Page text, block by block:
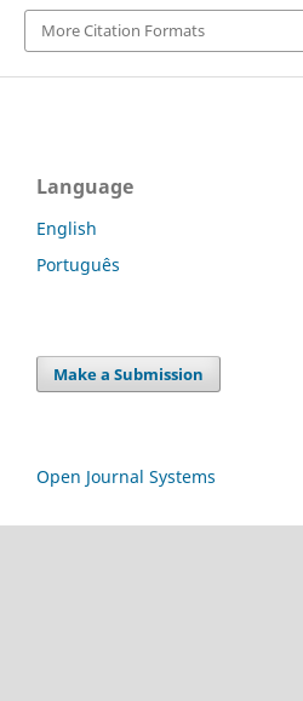
More Citation Formats
Language
English
Português
Make a Submission
Open Journal Systems